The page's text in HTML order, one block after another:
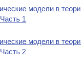
модели в
1
модели в
2